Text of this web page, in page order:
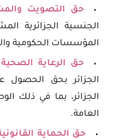
حق التصويت
الجنسية الجزائرية
المؤسسات الحكومية
حق الرعاية
الجزائر بحق الحصول
الجزائر، بما في ذلك
العامة.
حق الحماية